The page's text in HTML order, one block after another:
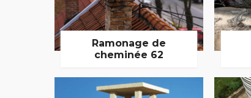
Ramonage de
cheminée 62